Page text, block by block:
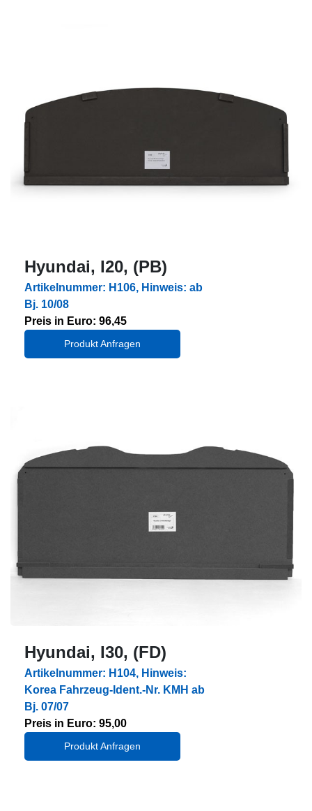
Hyundai, I20, (PB)
Artikelnummer: H106, Hinweis: ab
Bj. 10/08
Preis in Euro: 96,45
Produkt Anfragen
Hyundai, I30, (FD)
Artikelnummer: H104, Hinweis:
Korea Fahrzeug-Ident.-Nr. KMH ab
Bj. 07/07
Preis in Euro: 95,00
Produkt Anfragen